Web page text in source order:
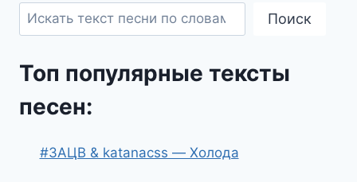
Поиск
Топ популярные тексты
песен:
#ЗАЦВ & katanacss — Холода